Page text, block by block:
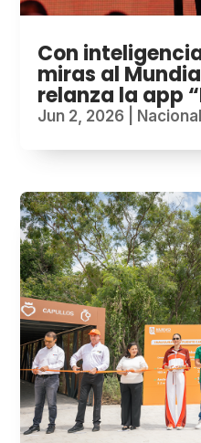
Con
miras al
relanza la app
Jun 2, 2026 Nacional